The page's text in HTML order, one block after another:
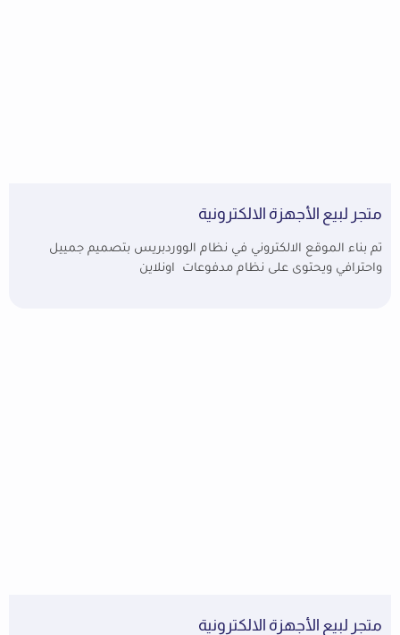
متجر لبيع الأجهزة الالكترونية
تم بناء الموقع الالكتروني في نظام الووردبريس بتصميم جمييل
واحترافي ويحتوى على نظام مدفوعات اونلاين
متجر لبيع الأجهزة الالكترونية